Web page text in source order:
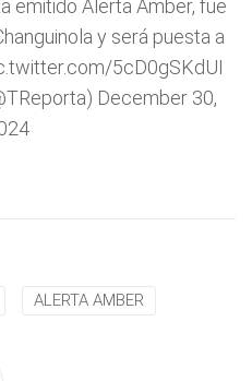
emitido Alerta Amber, fue
y será puesta a
5cD0gSKdUI
December 30,
ALERTA AMBER